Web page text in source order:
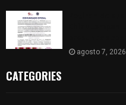
agosto 7, 2026
CATEGORIES